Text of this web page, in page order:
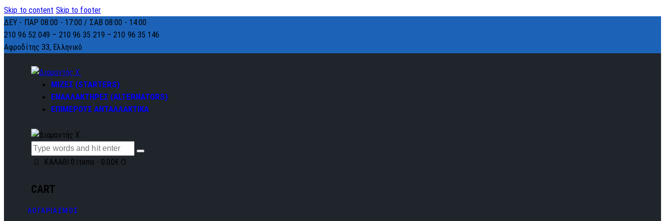
Skip to content Skip to footer
ΔΕΥ - ΠΑΡ 08:00 - 17:00 / ΣΑΒ 08:00 - 14:00
210 96 52 049 – 210 96 35 219 –210 96 35 146
Αφροδίτης 33, Ελληνικό
ΜΙΖΕΣ (STARTERS)
ΕΝΑΛΛΑΚΤΗΡΕΣ (ALTERNATORS)
ΕΠΙΜΕΡΟΥΣ ΑΝΤΑΛΛΑΚΤΙΚΑ
ΚΑΛΑΘΙ 0 items - 0.00€ 0
CART
ΛΟΓΑΡΙΑΣΜΟΣ